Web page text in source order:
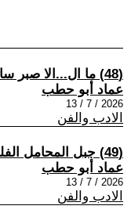
(48) ما ال...الا صبر ساعة
عماد أبو حطب
2026 / 7 / 13
الادب والفن
(49) جبل المحامل الفلسطيني
عماد أبو حطب
2026 / 7 / 13
الادب والفن